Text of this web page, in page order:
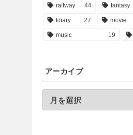
railway 44 fantasy
tdiary 27 movie
music 19
アーカイブ